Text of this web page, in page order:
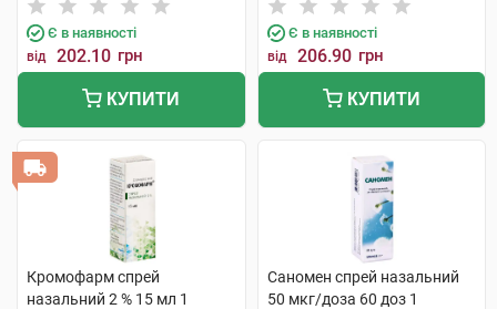
Є в наявності
від 202.10 грн
КУПИТИ
Є в наявності
від 206.90 грн
КУПИТИ
Кромофарм спрей
назальний 2 % 15 мл 1
Саномен спрей назальний
50 мкг/доза 60 доз 1